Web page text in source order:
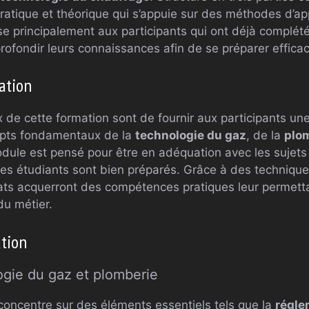
et théorique qui s’appuie sur des méthodes
principalement aux participants qui ont déjà
leurs connaissances afin de se préparer
de cette formation sont de fournir aux participants
fondamentaux de la technologie du gaz, de la
est pensé pour être en adéquation avec les
étudiants sont bien préparés. Grâce à des
acquerront des compétences pratiques leur
métier.
du gaz et plomberie
sur des éléments essentiels tels que la